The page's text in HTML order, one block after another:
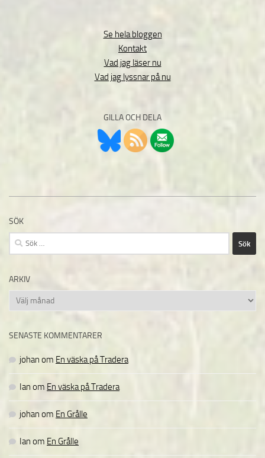
Se hela bloggen
Kontakt
Vad jag läser nu
Vad jag lyssnar på nu
GILLA OCH DELA
SÖK
Sök
efter:
ARKIV
Arkiv
SENASTE KOMMENTARER
johan om En väska på Tradera
Ian om En väska på Tradera
johan om En Grålle
Ian om En Grålle